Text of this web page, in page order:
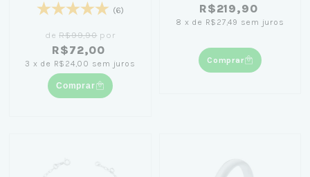
(6)
deR$99,90por
R$72,00
3 x de R$24,00 sem juros
Comprar
R$219,90
8 x de R$27,49 sem juros
Comprar